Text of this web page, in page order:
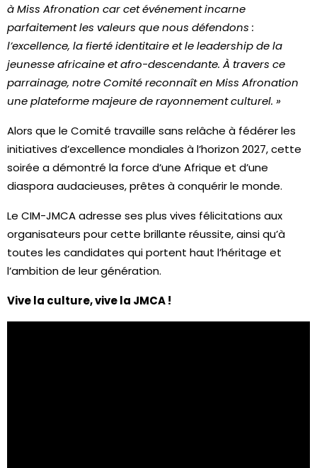
à Miss Afronation car cet événement incarne
parfaitement les valeurs que nous défendons :
l’excellence, la fierté identitaire et le leadership de la
jeunesse africaine et afro-descendante. À travers ce
parrainage, notre Comité reconnaît en Miss Afronation
une plateforme majeure de rayonnement culturel. »
Alors que le Comité travaille sans relâche à fédérer les
initiatives d’excellence mondiales à l’horizon 2027, cette
soirée a démontré la force d’une Afrique et d’une
diaspora audacieuses, prêtes à conquérir le monde.
Le CIM-JMCA adresse ses plus vives félicitations aux
organisateurs pour cette brillante réussite, ainsi qu’à
toutes les candidates qui portent haut l’héritage et
l’ambition de leur génération.
Vive la culture, vive la JMCA !